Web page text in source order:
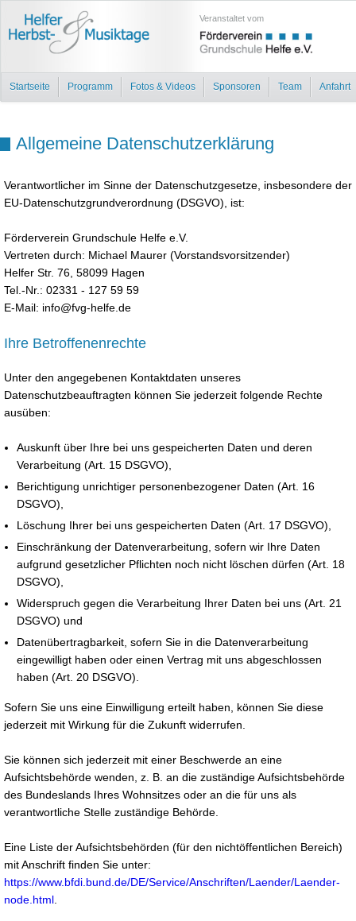
Startseite Programm Fotos & Videos Sponsoren Team Anfahrt
Veranstaltet vom
Allgemeine Datenschutzerklärung
Verantwortlicher im Sinne der Datenschutzgesetze, insbesondere der
EU-Datenschutzgrundverordnung (DSGVO), ist:
Förderverein Grundschule Helfe e.V.
Vertreten durch: Michael Maurer (Vorstandsvorsitzender)
Helfer Str. 76, 58099 Hagen
Tel.-Nr.: 02331 - 127 59 59
E-Mail: info@fvg-helfe.de
Ihre Betroffenenrechte
Unter den angegebenen Kontaktdaten unseres
Datenschutzbeauftragten können Sie jederzeit folgende Rechte
ausüben:
Auskunft über Ihre bei uns gespeicherten Daten und deren
Verarbeitung (Art. 15 DSGVO),
Berichtigung unrichtiger personenbezogener Daten (Art. 16
DSGVO),
Löschung Ihrer bei uns gespeicherten Daten (Art. 17 DSGVO),
Einschränkung der Datenverarbeitung, sofern wir Ihre Daten
aufgrund gesetzlicher Pflichten noch nicht löschen dürfen (Art. 18
DSGVO),
Widerspruch gegen die Verarbeitung Ihrer Daten bei uns (Art. 21
DSGVO) und
Datenübertragbarkeit, sofern Sie in die Datenverarbeitung
eingewilligt haben oder einen Vertrag mit uns abgeschlossen
haben (Art. 20 DSGVO).
Sofern Sie uns eine Einwilligung erteilt haben, können Sie diese
jederzeit mit Wirkung für die Zukunft widerrufen.
Sie können sich jederzeit mit einer Beschwerde an eine
Aufsichtsbehörde wenden, z. B. an die zuständige Aufsichtsbehörde
des Bundeslands Ihres Wohnsitzes oder an die für uns als
verantwortliche Stelle zuständige Behörde.
Eine Liste der Aufsichtsbehörden (für den nichtöffentlichen Bereich)
mit Anschrift finden Sie unter:
https://www.bfdi.bund.de/DE/Service/Anschriften/Laender/Laender-
node.html